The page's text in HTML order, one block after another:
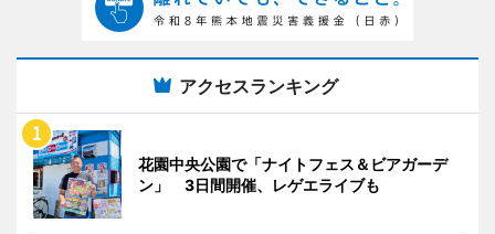
アクセスランキング
花園中央公園で「ナイトフェス＆ビアガーデ
ン」 3日間開催、レゲエライブも